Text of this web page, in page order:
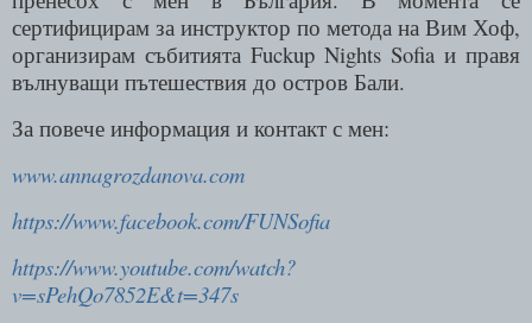
сертифицирам за инструктор по метода на Вим Хоф,
организирам събитията Fuckup Nights Sofia и правя
вълнуващи пътешествия до остров Бали.
За повече информация и контакт с мен:
www.annagrozdanova.com
https://www.facebook.com/FUNSofia
https://www.youtube.com/watch?
v=sPehQo7852E&t=347s